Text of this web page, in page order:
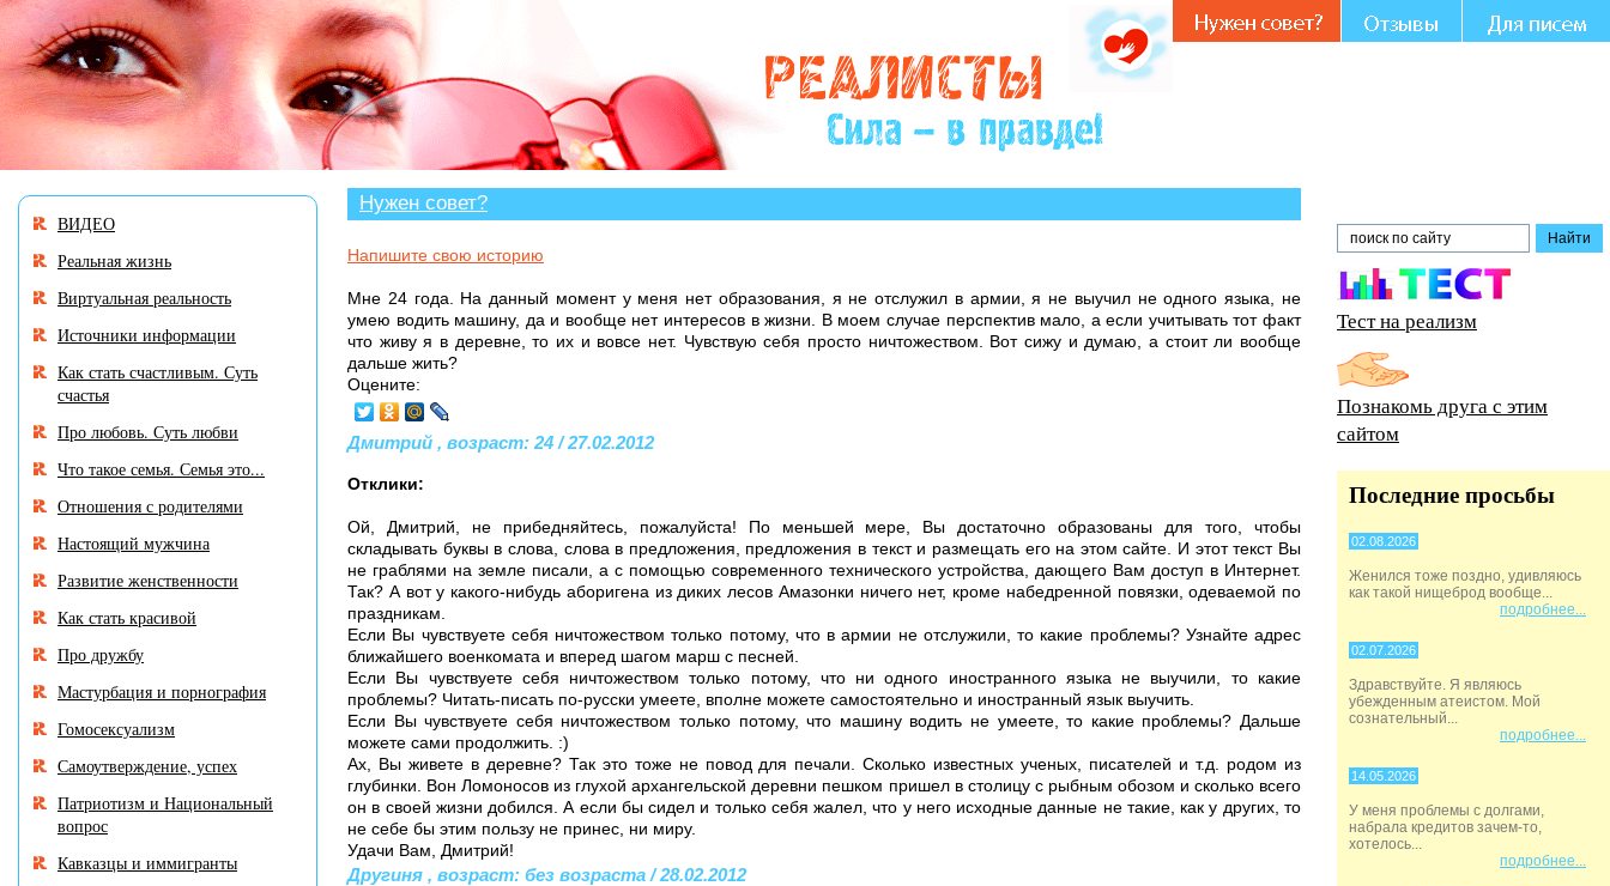
В разделе «Нужен совет?» много историй, авторы которых остро нуждаются в Вашем участии и совете.
Нужен совет?
Напишите свою историю
Мне 24 года. На данный момент у меня нет образования, я не отслужил в армии, я не выучил не одного языка, не
умею водить машину, да и вообще нет интересов в жизни. В моем случае перспектив мало, а если учитывать тот факт
что живу я в деревне, то их и вовсе нет. Чувствую себя просто ничтожеством. Вот сижу и думаю, а стоит ли вообще
дальше жить?
Оцените:
Дмитрий , возраст: 24 / 27.02.2012
Отклики:
Ой, Дмитрий, не прибедняйтесь, пожалуйста! По меньшей мере, Вы достаточно образованы для того, чтобы
складывать буквы в слова, слова в предложения, предложения в текст и размещать его на этом сайте. И этот текст Вы
не граблями на земле писали, а с помощью современного технического устройства, дающего Вам доступ в Интернет.
Так? А вот у какого-нибудь аборигена из диких лесов Амазонки ничего нет, кроме набедренной повязки, одеваемой по
праздникам.
Если Вы чувствуете себя ничтожеством только потому, что в армии не отслужили, то какие проблемы? Узнайте адрес
ближайшего военкомата и вперед шагом марш с песней.
Если Вы чувствуете себя ничтожеством только потому, что ни одного иностранного языка не выучили, то какие
проблемы? Читать-писать по-русски умеете, вполне можете самостоятельно и иностранный язык выучить.
Если Вы чувствуете себя ничтожеством только потому, что машину водить не умеете, то какие проблемы? Дальше
можете сами продолжить. :)
Ах, Вы живете в деревне? Так это тоже не повод для печали. Сколько известных ученых, писателей и т.д. родом из
глубинки. Вон Ломоносов из глухой архангельской деревни пешком пришел в столицу с рыбным обозом и сколько всего
он в своей жизни добился. А если бы сидел и только себя жалел, что у него исходные данные не такие, как у других, то
не себе бы этим пользу не принес, ни миру.
Удачи Вам, Дмитрий!
Другиня , возраст: без возраста / 28.02.2012
ВИДЕО
Реальная жизнь
Виртуальная реальность
Источники информации
Как стать счастливым. Суть
счастья
Про любовь. Суть любви
Что такое семья. Семья это...
Отношения с родителями
Настоящий мужчина
Развитие женственности
Как стать красивой
Про дружбу
Мастурбация и порнография
Гомосексуализм
Самоутверждение, успех
Патриотизм и Национальный
вопрос
Кавказцы и иммигранты
Тест на реализм
Познакомь друга с этим
сайтом
Последние просьбы
02.08.2026
Женился тоже поздно, удивляюсь
как такой нищеброд вообще...
подробнее...
02.07.2026
Здравствуйте. Я являюсь
убежденным атеистом. Мой
сознательный...
подробнее...
14.05.2026
У меня проблемы с долгами,
набрала кредитов зачем-то,
хотелось...
подробнее...